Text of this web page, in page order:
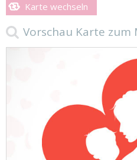
Karte wechseln
Vorschau Karte